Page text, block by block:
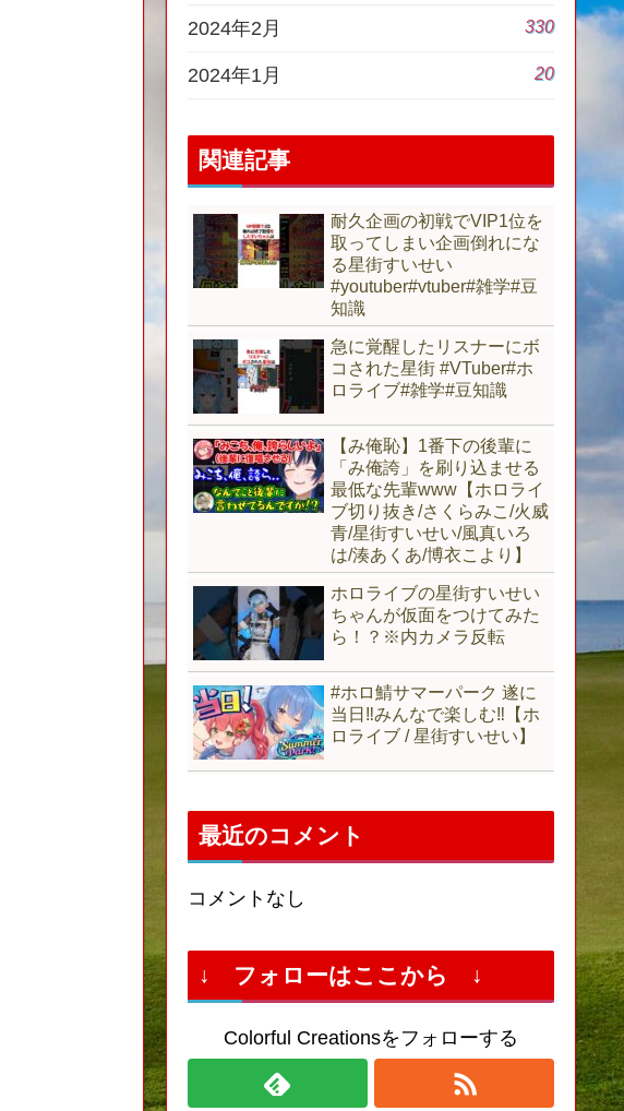
2024年2月 330
2024年1月 20
関連記事
耐久企画の初戦でVIP1位を
取ってしまい企画倒れにな
る星街すいせい
#youtuber#vtuber#雑学#豆
知識
急に覚醒したリスナーにボ
コされた星街 #VTuber#ホ
ロライブ#雑学#豆知識
【み俺恥】1番下の後輩に
「み俺誇」を刷り込ませる
最低な先輩www【ホロライ
ブ切り抜き/さくらみこ/火威
青/星街すいせい/風真いろ
は/湊あくあ/博衣こより】
ホロライブの星街すいせい
ちゃんが仮面をつけてみた
ら！？※内カメラ反転
#ホロ鯖サマーパーク 遂に
当日‼みんなで楽しむ‼【ホ
ロライブ / 星街すいせい】
最近のコメント
コメントなし
↓ フォローはここから ↓
Colorful Creationsをフォローする